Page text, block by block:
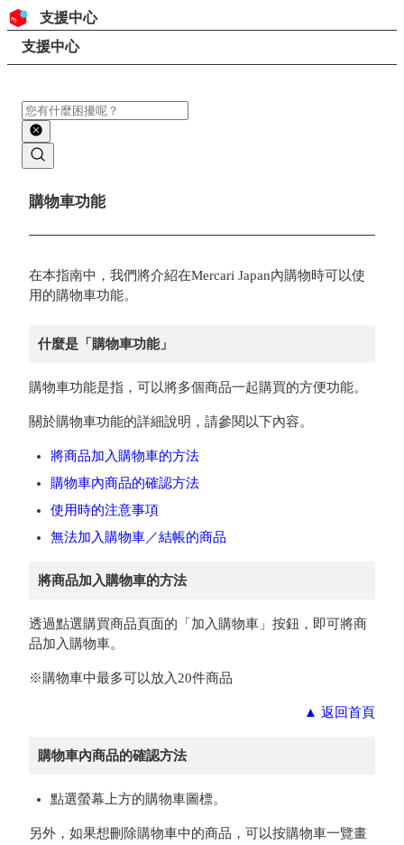
跳至內容
頁首支援中心
搜尋
頁面路徑
支援中心
搜尋
主要內容
購物車功能
在本指南中，我們將介紹在Mercari Japan內購物時可以使
用的購物車功能。
什麼是「購物車功能」
購物車功能是指，可以將多個商品一起購買的方便功能。
關於購物車功能的詳細說明，請參閱以下內容。
將商品加入購物車的方法
購物車內商品的確認方法
使用時的注意事項
無法加入購物車／結帳的商品
將商品加入購物車的方法
透過點選購買商品頁面的「加入購物車」按鈕，即可將商
品加入購物車。
※購物車中最多可以放入20件商品
▲ 返回首頁
購物車內商品的確認方法
點選螢幕上方的購物車圖標。
另外，如果想刪除購物車中的商品，可以按購物車一覽畫